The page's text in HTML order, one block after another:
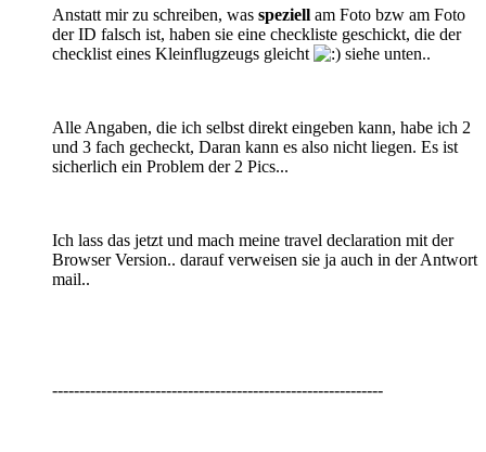
Anstatt mir zu schreiben, was speziell am Foto bzw am Foto
der ID falsch ist, haben sie eine checkliste geschickt, die der
checklist eines Kleinflugzeugs gleicht
siehe unten..
Alle Angaben, die ich selbst direkt eingeben kann, habe ich 2
und 3 fach gecheckt, Daran kann es also nicht liegen. Es ist
sicherlich ein Problem der 2 Pics...
Ich lass das jetzt und mach meine travel declaration mit der
Browser Version.. darauf verweisen sie ja auch in der Antwort
mail..
-------------------------------------------------------------